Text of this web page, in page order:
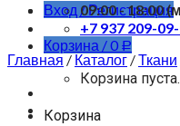
Вход / Регистрация
Корзина /0 Р
Корзина пуста.
Корзина
09:00 - 18:00
+7 937 209-
Главная/Каталог/Ткани